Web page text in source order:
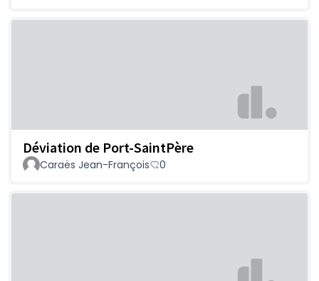
Déviation de Port-SaintPère
Caraës Jean-François 0